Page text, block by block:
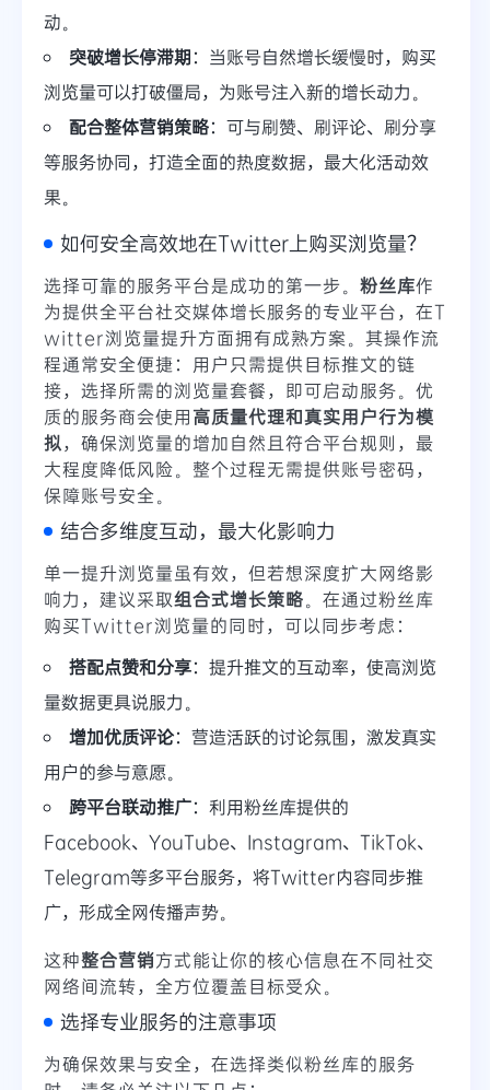
动。
突破增长停滞期：当账号自然增长缓慢时，购买
浏览量可以打破僵局，为账号注入新的增长动力。
配合整体营销策略：可与刷赞、刷评论、刷分享
等服务协同，打造全面的热度数据，最大化活动效
果。
如何安全高效地在Twitter上购买浏览量？
选择可靠的服务平台是成功的第一步。 粉丝库作
为提供全平台社交媒体增长服务的专业平台，在T
witter浏览量提升方面拥有成熟方案。其操作流
程通常安全便捷：用户只需提供目标推文的链
接，选择所需的浏览量套餐，即可启动服务。优
质的服务商会使用高质量代理和真实用户行为模
拟，确保浏览量的增加自然且符合平台规则，最
大程度降低风险。整个过程无需提供账号密码，
保障账号安全。
结合多维度互动，最大化影响力
单一提升浏览量虽有效，但若想深度扩大网络影
响力，建议采取组合式增长策略。在通过粉丝库
购买Twitter浏览量的同时，可以同步考虑：
搭配点赞和分享：提升推文的互动率，使高浏览
量数据更具说服力。
增加优质评论：营造活跃的讨论氛围，激发真实
用户的参与意愿。
跨平台联动推广：利用粉丝库提供的
Facebook、YouTube、Instagram、TikTok、
Telegram等多平台服务，将Twitter内容同步推
广，形成全网传播声势。
这种整合营销方式能让你的核心信息在不同社交
网络间流转，全方位覆盖目标受众。
选择专业服务的注意事项
为确保效果与安全，在选择类似粉丝库的服务